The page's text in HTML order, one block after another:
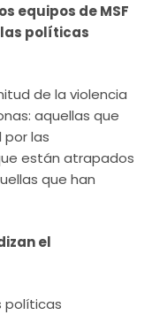
equipos de MSF
políticas
de la violencia
aquellas que
las
están atrapados
que han
el
políticas